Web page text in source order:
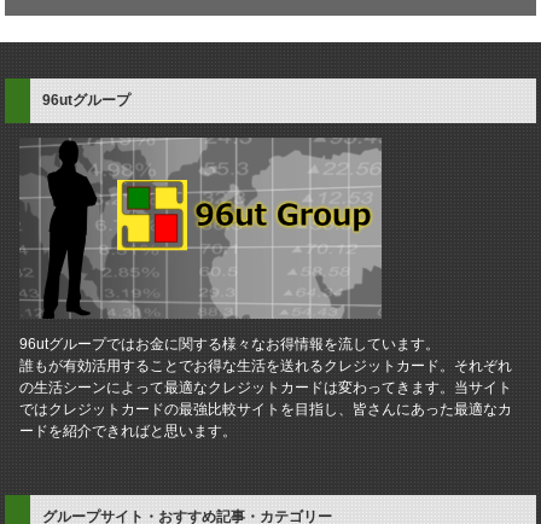
96utグループ
96utグループではお金に関する様々なお得情報を流しています。
誰もが有効活用することでお得な生活を送れるクレジットカード。それぞれ
の生活シーンによって最適なクレジットカードは変わってきます。当サイト
ではクレジットカードの最強比較サイトを目指し、皆さんにあった最適なカ
ードを紹介できればと思います。
グループサイト・おすすめ記事・カテゴリー